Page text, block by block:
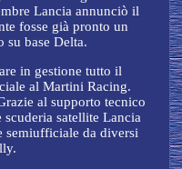
Lancia annunciò il
fosse già pronto un
su base Delta.
in gestione tutto il
al Martini Racing.
al supporto tecnico
satellite Lancia
semiufficiale da diversi